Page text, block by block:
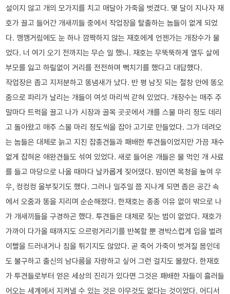
설이지 않고 개의 모가지를 치고 매달아 가죽을 벗겼다. 몇 달이 지나자 재
호가 끌고 들어간 개새끼들 중에서 작업장을 탈출하는 놈들이 없게 되었
다. 깽깽거림에도 눈 하나 깜짝하지 않는 재호에게 언젠가는 개장수가 물
었다. 너 여기 오기 전까지는 무슨 일 했니. 재호는 무뚝뚝하게 열두 살에
부모를 잃고 하릴없이 거리를 전전하며 뻑치기를 했다고 대답했다.
작업장은 좁고 지저분하고 똥냄새가 났다. 반 평 남짓 되는 철창 안에 똥오
줌으로 파리가 날리는 개들이 여섯 마리씩 갇혀 있었다. 개장수는 매주 주
말마다 트럭을 끌고 나가 시장과 골목 곳곳에서 개를 스물 마리 정도 데리
고 돌아왔고 매주 스물 마리 정도씩을 잡아 고기로 만들었다. 그가 데려오
는 놈들은 대체로 늙고 지친 잡종견들과 패배한 투견들이었지만 가끔 재수
없게 잡혀온 애완견들도 섞여 있었다. 새로 들어온 개들은 물 먹인 개 사료
를 들고 마당으로 나올 때마다 날카롭게 짖어댔다. 밤이면 목청을 높여 우
우, 컹컹컹 울부짖기도 했다. 그러나 일주일 쯤 지나게 되면 좁은 공간 속
에서 오줌과 똥을 지리며 순순해졌다. 한재호는 종종 이유 없이 밖으로 나
가 개새끼들을 구경하곤 했다. 투견들은 대체로 짖는 법이 없었다. 재호가
가까이 다가올 때까지도 으르렁거리기를 반복할 뿐 경박스럽게 입을 벌려
이빨을 드러내거나 침을 튀기지도 않았다. 곧 죽어 가죽이 벗겨질 몸인데
도 불구하고 출신의 남다름을 자랑하고 싶어 그런 걸지도 몰랐다. 한재호
가 투견들로부터 얻은 세상의 진리가 있다면 그것은 패배한 자들이 흘러들
어오는 세계에서 지켜낼 수 있는 것은 아무것도 없다는 것이었다. 어디서